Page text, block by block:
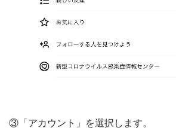
③「アカウント」を選択します。